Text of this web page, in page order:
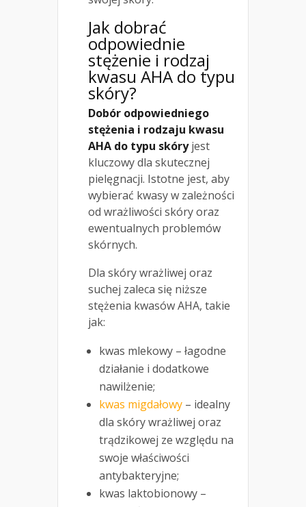
Jak dobrać
odpowiednie
stężenie i rodzaj
kwasu AHA do typu
skóry?
Dobór odpowiedniego
stężenia i rodzaju kwasu
AHA do typu skóryjest
kluczowy dla skutecznej
pielęgnacji. Istotne jest, aby
wybierać kwasy w zależności
od wrażliwości skóry oraz
ewentualnych problemów
skórnych.
Dla skóry wrażliwej oraz
suchej zaleca się niższe
stężenia kwasów AHA, takie
jak:
kwas mlekowy – łagodne
działanie i dodatkowe
nawilżenie;
kwas migdałowy – idealny
dla skóry wrażliwej oraz
trądzikowej ze względu na
swoje właściwości
antybakteryjne;
kwas laktobionowy –